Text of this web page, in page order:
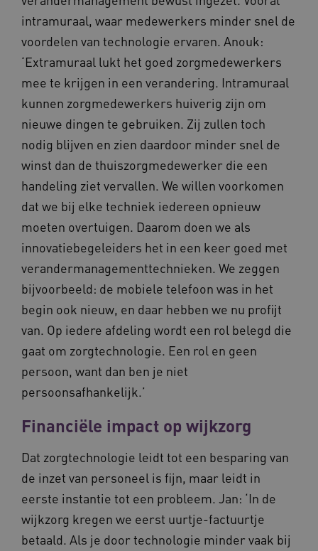
intramuraal, waar medewerkers minder snel de
voordelen van technologie ervaren. Anouk:
‘Extramuraal lukt het goed zorgmedewerkers
mee te krijgen in een verandering. Intramuraal
kunnen zorgmedewerkers huiverig zijn om
nieuwe dingen te gebruiken. Zij zullen toch
nodig blijven en zien daardoor minder snel de
winst dan de thuiszorgmedewerker die een
handeling ziet vervallen. We willen voorkomen
dat we bij elke techniek iedereen opnieuw
moeten overtuigen. Daarom doen we als
innovatiebegeleiders het in een keer goed met
verandermanagementtechnieken. We zeggen
bijvoorbeeld: de mobiele telefoon was in het
begin ook nieuw, en daar hebben we nu profijt
van. Op iedere afdeling wordt een rol belegd die
gaat om zorgtechnologie. Een rol en geen
persoon, want dan ben je niet
persoonsafhankelijk.’
Financiële impact op wijkzorg
Dat zorgtechnologie leidt tot een besparing van
de inzet van personeel is fijn, maar leidt in
eerste instantie tot een probleem. Jan: ‘In de
wijkzorg kregen we eerst uurtje-factuurtje
betaald. Als je door technologie minder vaak bij
__Secure-ROLLOUT_TOKEN .youtube.com
ARRAffinity
Microsoft Corporation
.waardigheidentrots.nl
CookieScriptConsent
CookieScript
AWSALBCORS
Amazon.com Inc.
m906.waardigheidentrots.nl
VISITOR_PRIVACY_METADATA
YouTube
.youtube.com
Google Privacy Policy